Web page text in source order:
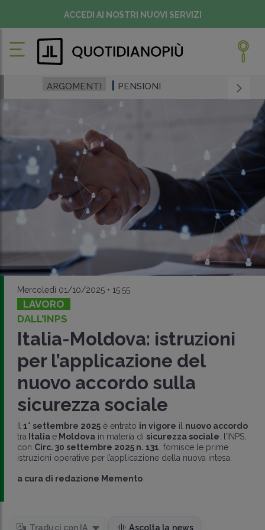
ACCEDI AI NOSTRI NUOVI SERVIZI
ARGOMENTI PENSIONI
Mercoledì 01/10/2025 • 15:55
LAVORO
DALL'INPS
Italia-Moldova: istruzioni
per l’applicazione del
nuovo accordo sulla
sicurezza sociale
1° settembre 2025è entrato in vigore il nuovo accordo
tra ItaliaeMoldovain materia di sicurezza sociale: l’INPS,
con Circ. 30 settembre 2025 n. 131 , fornisce le prime
istruzioni operative per l’applicazione della nuova intesa.
a cura di redazione Memento
Traduci con IA Ascolta la news